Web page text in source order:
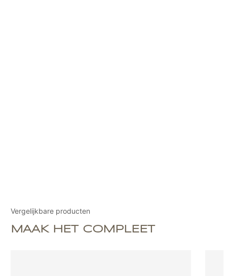
Vergelijkbare producten
MAAK HET COMPLEET